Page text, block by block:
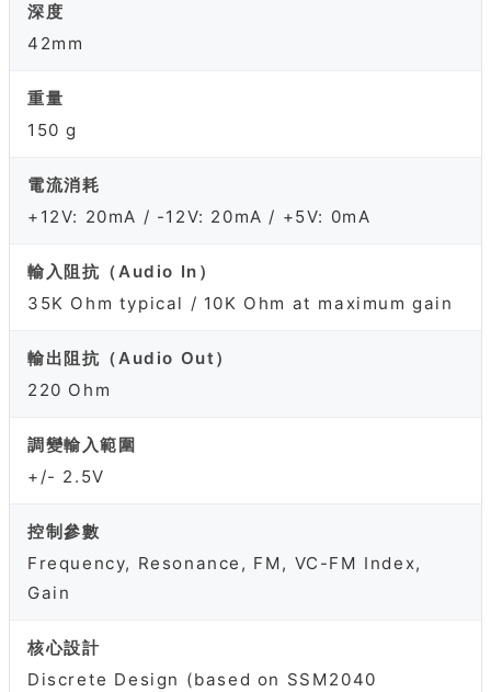
深度
42mm
重量
150 g
電流消耗
+12V: 20mA / -12V: 20mA / +5V: 0mA
輸入阻抗（Audio In）
35K Ohm typical / 10K Ohm at maximum gain
輸出阻抗（Audio Out）
220 Ohm
調變輸入範圍
+/- 2.5V
控制參數
Frequency, Resonance, FM, VC-FM Index,
Gain
核心設計
Discrete Design (based on SSM2040